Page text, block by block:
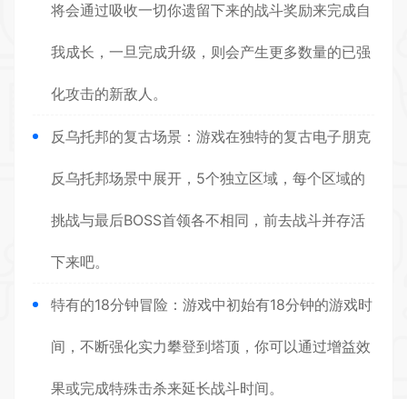
将会通过吸收一切你遗留下来的战斗奖励来完成自
我成长，一旦完成升级，则会产生更多数量的已强
化攻击的新敌人。
反乌托邦的复古场景：游戏在独特的复古电子朋克
反乌托邦场景中展开，5个独立区域，每个区域的
挑战与最后BOSS首领各不相同，前去战斗并存活
下来吧。
特有的18分钟冒险：游戏中初始有18分钟的游戏时
间，不断强化实力攀登到塔顶，你可以通过增益效
果或完成特殊击杀来延长战斗时间。